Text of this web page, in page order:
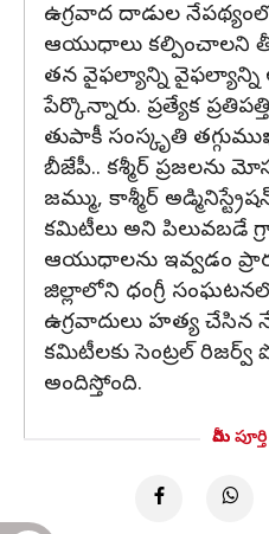
ఉగ్రవాద దాడుల నేపథ్యంలో
ఆయుధాలు కల్పించాలని
తన వైఫల్యాన్ని
పేర్కొన్నారు. ప్రత్యేక
తుపాకీ సంస్కృతి
బీజేపీ.. కశ్మీర్ ప్రజలను
జమ్ము, కాశ్మీర్
కమిటీలు అని పిలువబడే
ఆయుధాలను ఇవ్వడం
జిల్లాలోని ధంగ్రీ సంఘటనలో
ఉగ్రవాదులు హత్య చేసిన
కమిటీలకు సెంట్రల్
అందిస్తోంది.
మీరు